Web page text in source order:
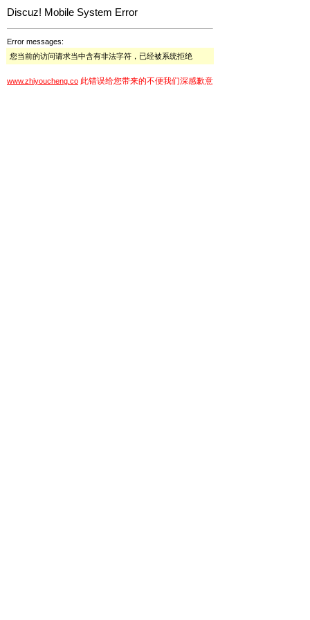
Discuz! Mobile System Error
Error messages:
您当前的访问请求当中含有非法字符，已经被系统拒绝
www.zhiyoucheng.co 此错误给您带来的不便我们深感歉意